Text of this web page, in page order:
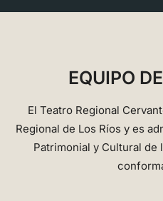
EQUIPO
El Teatro Regional
Regional de Los Ríos y es
Patrimonial y Cultural de